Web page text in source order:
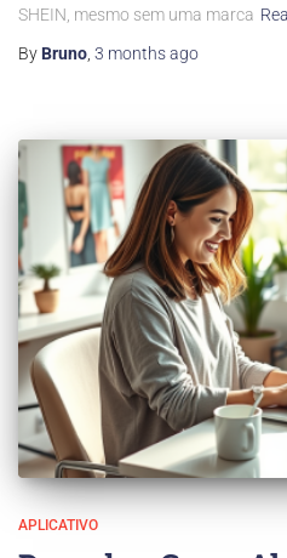
SHEIN, mesmo sem uma marca
By Bruno, 3 monthsago
APLICATIVO